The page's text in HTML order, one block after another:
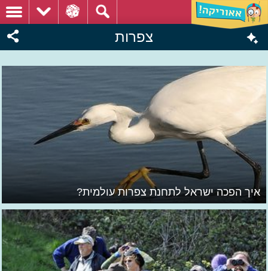
צפרות
איך הפכה ישראל לתחנת צפרות עולמית?